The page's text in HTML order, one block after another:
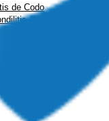
de Codo
(codo de tenista)